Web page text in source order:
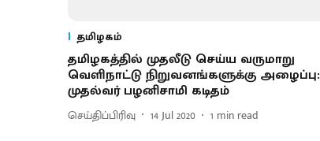
தமிழகம்
தமிழகத்தில் முதலீடு செய்ய வருமாறு
வெளிநாட்டு நிறுவனங்களுக்கு அழைப்பு:
முதல்வர் பழனிசாமி கடிதம்
செய்திப்பிரிவு 14 Jul 2020 1 min read